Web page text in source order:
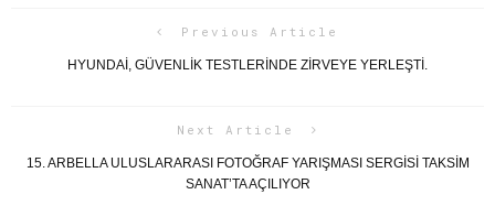
Previous Article
HYUNDAI, GÜVENLIK TESTLERINDE ZIRVEYE YERLEŞTI.
Next Article
15. ARBELLA ULUSLARARASI FOTOĞRAF YARIŞMASI SERGISI TAKSIM
SANAT’TA AÇILIYOR